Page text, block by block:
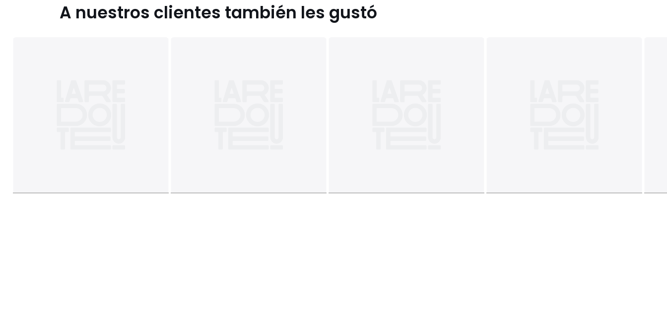
A nuestros clientes también les gustó